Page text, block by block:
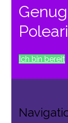
Ich bin bereit